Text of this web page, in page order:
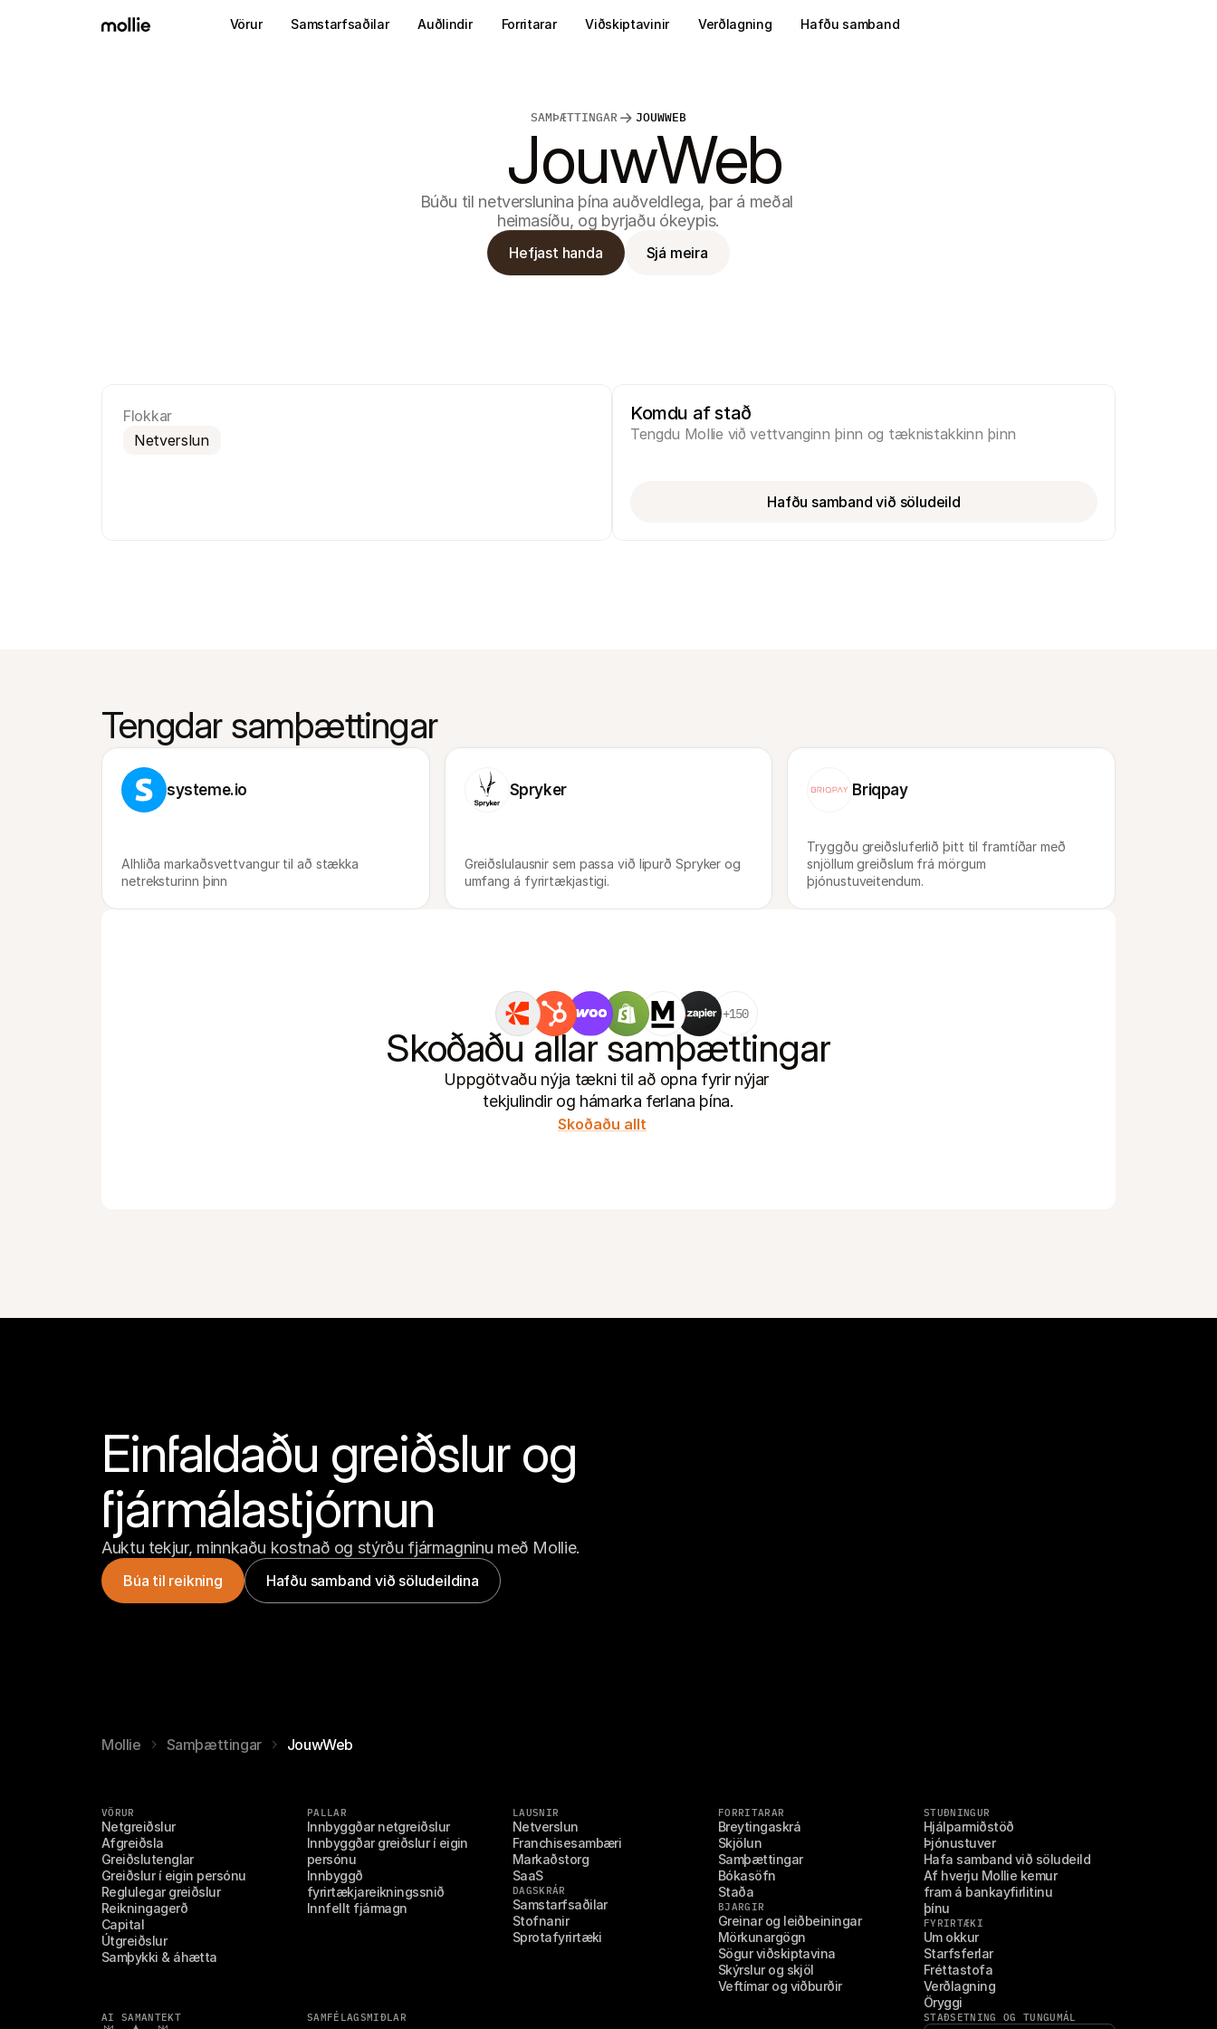
SAMÞÆTTINGAR JOUWWEB
JouwWeb
Búðu til netverslunina þína auðveldlega, þar á meðal
heimasíðu, og byrjaðu ókeypis.
Hefjast handa Sjá meira
Flokkar
Netverslun
Komdu af stað
Tengdu Mollie við vettvanginn þinn og tæknistakkinn þinn
Hafðu samband við söludeild
Tengdar samþættingar
systeme.io
Alhliða markaðsvettvangur til að stækka
netreksturinn þinn
Spryker
Greiðslulausnir sem passa við lipurð Spryker og
umfang á fyrirtækjastigi.
Briqpay
Tryggðu greiðsluferlið þitt til framtíðar með
snjöllum greiðslum frá mörgum
þjónustuveitendum.
+150
Skoðaðu allar samþættingar
Uppgötvaðu nýja tækni til að opna fyrir nýjar
tekjulindir og hámarka ferlana þína.
Skoðaðu allt
Einfaldaðu greiðslur og
fjármálastjórnun
Auktu tekjur, minnkaðu kostnað og stýrðu fjármagninu með Mollie.
Búa til reikning Hafðu samband við söludeildina
Mollie Samþættingar JouwWeb
Vörur Samstarfsaðilar Auðlindir Forritarar Viðskiptavinir Verðlagning Hafðu samband
VÖRUR
Netgreiðslur
Afgreiðsla
Greiðslutenglar
Greiðslur í eigin persónu
Reglulegar greiðslur
Reikningagerð
Capital
Útgreiðslur
Samþykki & áhætta
PALLAR
Innbyggðar netgreiðslur
Innbyggðar greiðslur í eigin
persónu
Innbyggð
fyrirtækjareikningssnið
Innfellt fjármagn
LAUSNIR
Netverslun
Franchisesambæri
Markaðstorg
SaaS
DAGSKRÁR
Samstarfsaðilar
Stofnanir
Sprotafyrirtæki
FORRITARAR
Breytingaskrá
Skjölun
Samþættingar
Bókasöfn
Staða
BJARGIR
Greinar og leiðbeiningar
Mörkunargögn
Sögur viðskiptavina
Skýrslur og skjöl
Veftímar og viðburðir
STUÐNINGUR
Hjálparmiðstöð
Þjónustuver
Hafa samband við söludeild
Af hverju Mollie kemur
fram á bankayfirlitinu
þínu
FYRIRTÆKI
Um okkur
Starfsferlar
Fréttastofa
Verðlagning
Öryggi
AI SAMANTEKT SAMFÉLAGSMIÐLAR
STAÐSETNING OG TUNGUMÁL